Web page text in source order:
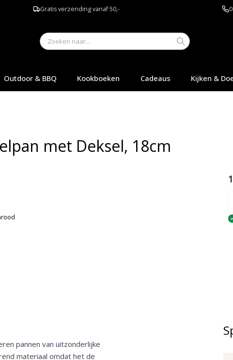
Gratis verzending vanaf 50,-
Outdoor & BBQ Kookboeken Cadeaus Kijken &
met Deksel, 18cm
pannen van uitzonderlijke
materiaal omdat het de